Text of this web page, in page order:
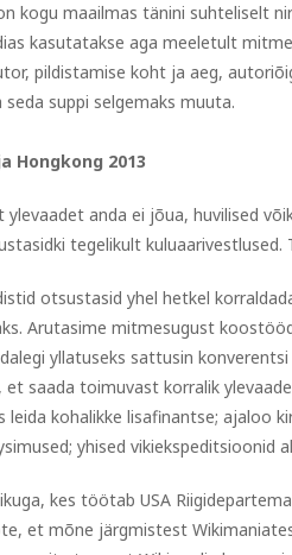
kogu maailmas tänini suhteliselt
kasutatakse aga meeletult
pildistamise koht ja aeg,
suppi selgemaks muuta.
Hongkong 2013
anda ei jõua, huvilised
tegelikult kuluaarivestlused.
otsustasid yhel hetkel
Arutasime mitmesugust
yllatuseks sattusin
et saada toimuvast korralik
leida kohalikke lisafinantse; ajaloo
yhised vikiekspeditsioonid
kes töötab USA
et mõne järgmistest